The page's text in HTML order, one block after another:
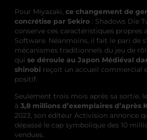
Pour Miyazaki, ce changement de
concrétise par Sekiro : Shadows Die
conserve ces caractéristiques propres
Software. Néanmoins, il fait le pari de
mécanismes traditionnels du jeu de
qui se déroule au Japon Médiéval
shinobi reçoit un accueil commercial
positif.
Seulement trois mois après sa sortie,
à 3,8 millions d’exemplaires d’après
2023, son éditeur Activision annonce
dépassé le cap symbolique des 10
vendues.